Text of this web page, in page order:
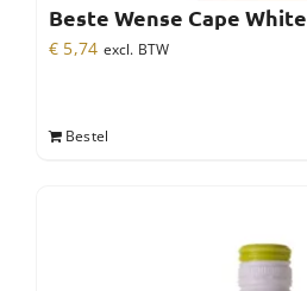
Beste Wense Cape White
€ 5,74 excl. BTW
Bestel